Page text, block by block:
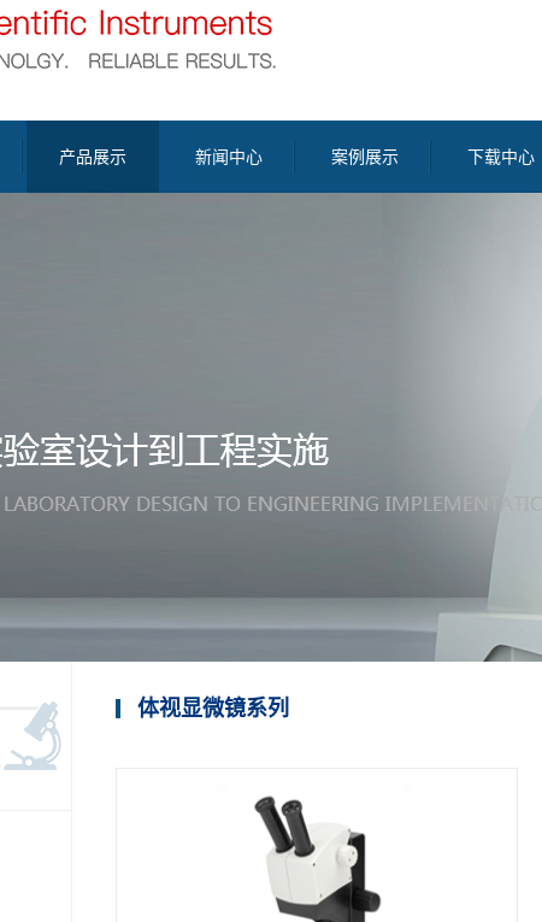
产品展示 新闻中心 案例展示 下载中心
体视显微镜系列